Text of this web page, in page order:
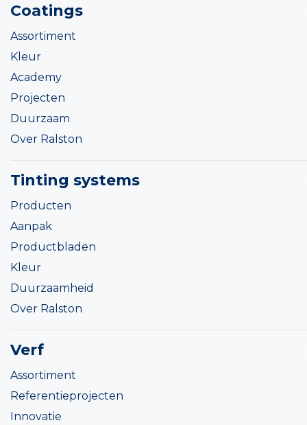
Coatings
Assortiment
Kleur
Academy
Projecten
Duurzaam
Over Ralston
Tinting systems
Producten
Aanpak
Productbladen
Kleur
Duurzaamheid
Over Ralston
Verf
Assortiment
Referentieprojecten
Innovatie